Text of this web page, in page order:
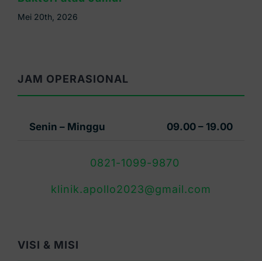
Mei 16th, 2026
JAM OPERASIONAL
Senin – Minggu 09.00 – 19.00
0821-1099-9870
klinik.apollo2023@gmail.com
VISI & MISI